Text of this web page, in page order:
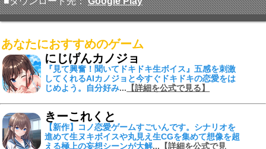
あなたにおすすめのゲーム
にじげんカノジョ
『見て興奮！聞いてドキドキ生ボイス』五感を刺激
してくれるAIカノジョ と今すぐドキドキの恋愛をは
じめよう。自分好み... 【詳細を公式で見る】
きーこれくと
【新作】コノ恋愛ゲームすごいんです。シナリオを
進めて生ヌキボイスや丸見え生CGを集めて想像を超
える極上の妄想シーンが大解... 【詳細を公式で見